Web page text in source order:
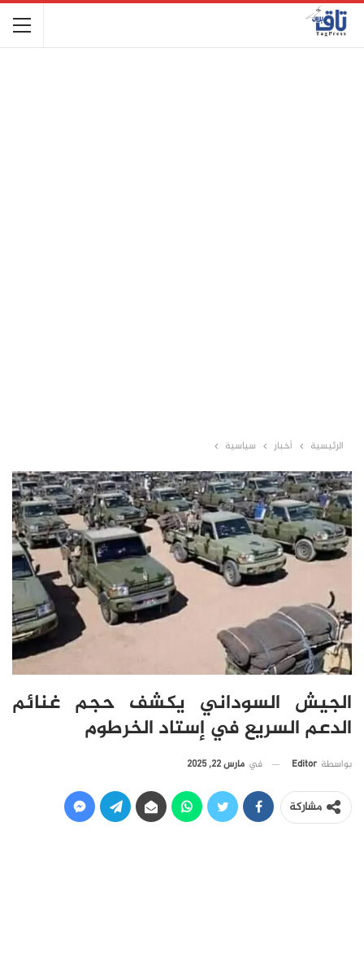
الرئيسية أخبار سياسية
الجيش السوداني يكشف حجم غنائم
الدعم السريع في إستاد الخرطوم
بواسطة Editor في مارس 22, 2025
مشاركة